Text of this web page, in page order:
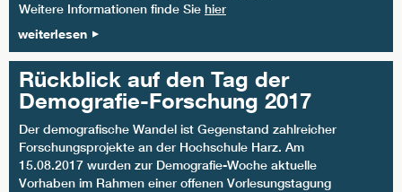
Weitere Informationen finde Sie hier
weiterlesen
Rückblick auf den Tag der
Demografie-Forschung 2017
Der demografische Wandel ist Gegenstand zahlreicher
Forschungsprojekte an der Hochschule Harz. Am
15.08.2017 wurden zur Demografie-Woche aktuelle
Vorhaben im Rahmen einer offenen Vorlesungstagung